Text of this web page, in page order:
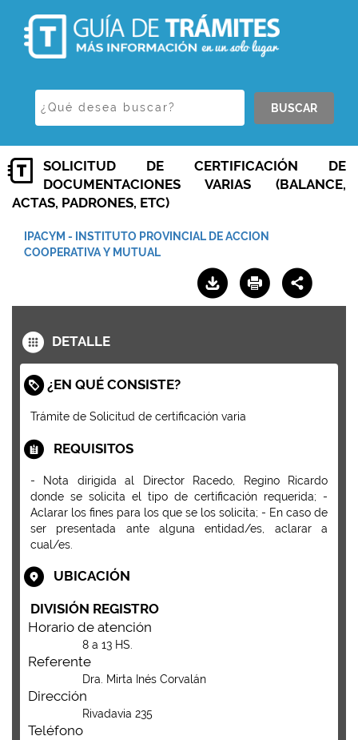
BUSCAR
SOLICITUD DE CERTIFICACIÓN DE
DOCUMENTACIONES VARIAS (BALANCE,
ACTAS, PADRONES, ETC)
IPACYM - INSTITUTO PROVINCIAL DE ACCION
COOPERATIVA Y MUTUAL
DETALLE
¿EN QUÉ CONSISTE?
Trámite de Solicitud de certificación varia
REQUISITOS
- Nota dirigida al Director Racedo, Regino Ricardo
donde se solicita el tipo de certificación requerida; -
Aclarar los fines para los que se los solicita; - En caso de
ser presentada ante alguna entidad/es, aclarar a
cual/es.
UBICACIÓN
DIVISIÓN REGISTRO
Horario de atención
8 a 13 HS.
Referente
Dra. Mirta Inés Corvalán
Dirección
Rivadavia 235
Teléfono